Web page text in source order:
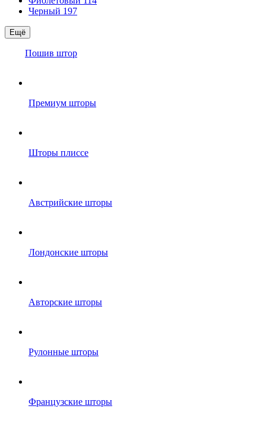
Черный 197
Ещё
Пошив штор
Премиум шторы
Шторы плиссе
Австрийские шторы
Лондонские шторы
Авторские шторы
Рулонные шторы
Французские шторы